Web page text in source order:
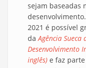
sejam baseadas
2021 é possível
daAgência
Desenvolvimento
inglês) e faz